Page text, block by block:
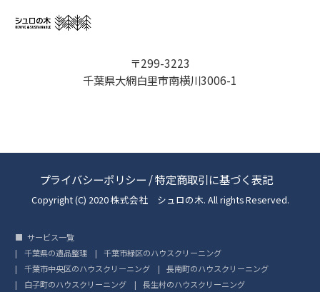
〒299-3223
千葉県大網白里市南横川3006-1
プライバシーポリシー /特定商取引に基づく表記
Copyright (C) 2020 株式会社 シュロの木. All rights Reserved.
サービス一覧
千葉県の遺品整理
千葉市緑区のハウスクリーニング
千葉市中央区のハウスクリーニング
長南町のハウスクリーニング
白子町のハウスクリーニング
長生村のハウスクリーニング